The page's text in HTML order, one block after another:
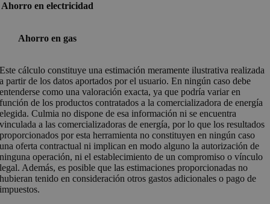
Ahorro en electricidad
Ahorro en gas
Este cálculo constituye una estimación meramente ilustrativa realizada
a partir de los datos aportados por el usuario. En ningún caso debe
entenderse como una valoración exacta, ya que podría variar en
función de los productos contratados a la comercializadora de energía
elegida. Culmia no dispone de esa información ni se encuentra
vinculada a las comercializadoras de energía, por lo que los resultados
proporcionados por esta herramienta no constituyen en ningún caso
una oferta contractual ni implican en modo alguno la autorización de
ninguna operación, ni el establecimiento de un compromiso o vínculo
legal. Además, es posible que las estimaciones proporcionadas no
hubieran tenido en consideración otros gastos adicionales o pago de
impuestos.